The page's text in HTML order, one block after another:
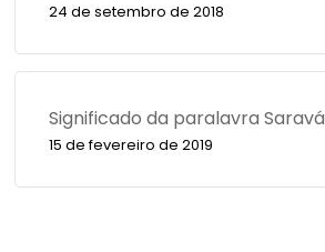
24 de setembro de 2018
Significado da paralavra Saravá
15 de fevereiro de 2019